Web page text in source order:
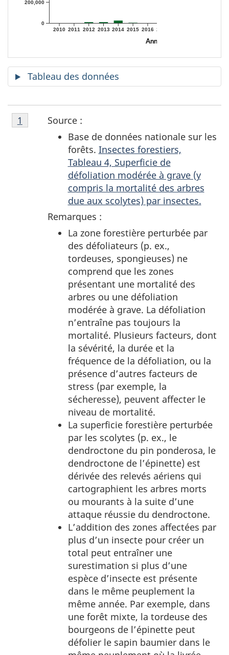
2010 2011 2012 2013 2014 2015 2016 2017
Année
0
200,000
Tableau des données
S
Note
de
Source :
Base de données nationale sur les
forêts. Insectes forestiers,
Tableau 4, Superficie de
défoliation modérée à grave (y
compris la mortalité des arbres
due aux scolytes) par insectes.
Remarques :
La zone forestière perturbée par
des défoliateurs (p. ex.,
tordeuses, spongieuses) ne
comprend que les zones
présentant une mortalité des
arbres ou une défoliation
modérée à grave. La défoliation
n’entraîne pas toujours la
mortalité. Plusieurs facteurs, dont
la sévérité, la durée et la
fréquence de la défoliation, ou la
présence d’autres facteurs de
stress (par exemple, la
sécheresse), peuvent affecter le
niveau de mortalité.
La superficie forestière perturbée
par les scolytes (p. ex., le
dendroctone du pin ponderosa, le
dendroctone de l’épinette) est
dérivée des relevés aériens qui
cartographient les arbres morts
ou mourants à la suite d’une
attaque réussie du dendroctone.
L’addition des zones affectées par
plus d’un insecte pour créer un
total peut entraîner une
surestimation si plus d’une
espèce d’insecte est présente
dans le même peuplement la
même année. Par exemple, dans
une forêt mixte, la tordeuse des
bourgeons de l’épinette peut
défolier le sapin baumier dans le
Retour à la note
1 référent